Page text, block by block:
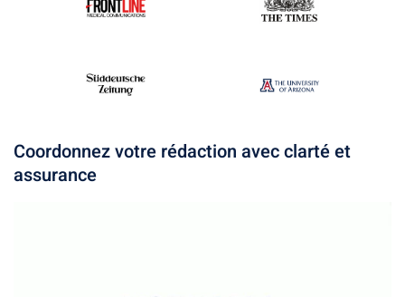
Coordonnez votre rédaction avec clarté et
assurance